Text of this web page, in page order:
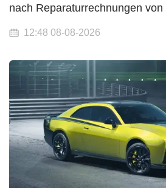
nach Reparaturrechnungen
12:48 08-08-2026